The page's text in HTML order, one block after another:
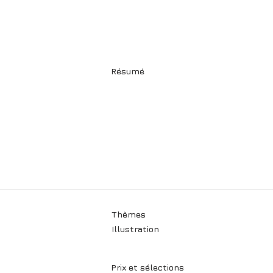
Résumé
Thèmes
Illustration
Prix et sélections